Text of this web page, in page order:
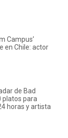
Campus’
en Chile: actor
de Bad
platos para
horas y artista